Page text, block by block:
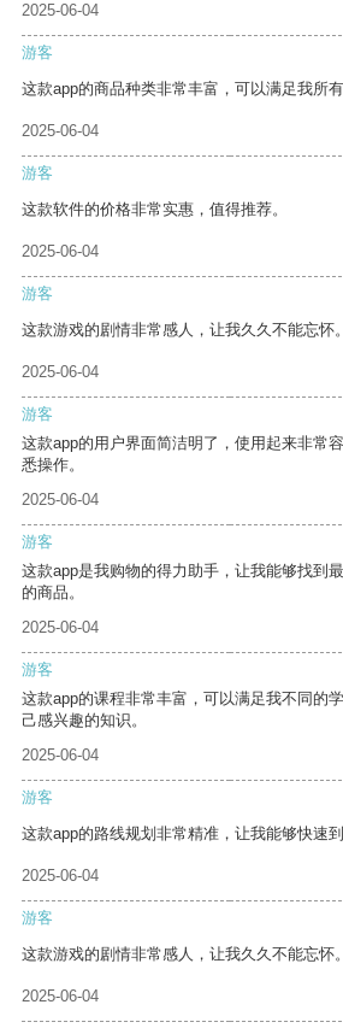
2025-06-04
游客
这款app的商品种类非常丰富，可以满足我所有
2025-06-04
游客
这款软件的价格非常实惠，值得推荐。
2025-06-04
游客
这款游戏的剧情非常感人，让我久久不能忘怀。
2025-06-04
游客
这款app的用户界面简洁明了，使用起来非常
悉操作。
2025-06-04
游客
这款app是我购物的得力助手，让我能够找到
的商品。
2025-06-04
游客
这款app的课程非常丰富，可以满足我不同的
己感兴趣的知识。
2025-06-04
游客
这款app的路线规划非常精准，让我能够快速到
2025-06-04
游客
这款游戏的剧情非常感人，让我久久不能忘怀。
2025-06-04